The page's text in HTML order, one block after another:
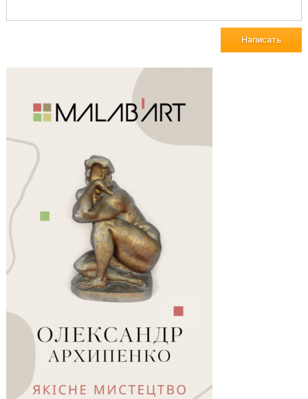
Написать